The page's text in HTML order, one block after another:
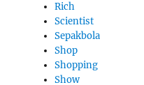
Rich
Scientist
Sepakbola
Shop
Shopping
Show